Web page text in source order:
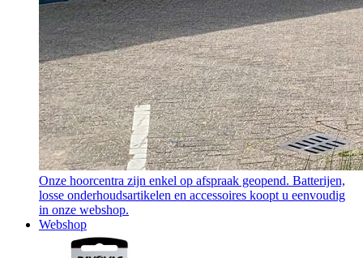
Onze hoorcentra zijn enkel op afspraak geopend. Batterijen,
losse onderhoudsartikelen en accessoires koopt u eenvoudig
in onze webshop.
Webshop